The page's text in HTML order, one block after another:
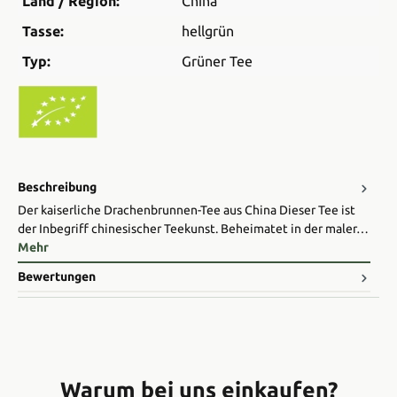
Tasse:
hellgrün
Typ:
Grüner Tee
Beschreibung
Der kaiserliche Drachenbrunnen-Tee aus China Dieser Tee ist
der Inbegriff chinesischer Teekunst. Beheimatet in der maler…
Mehr
Bewertungen
Warum bei uns einkaufen?